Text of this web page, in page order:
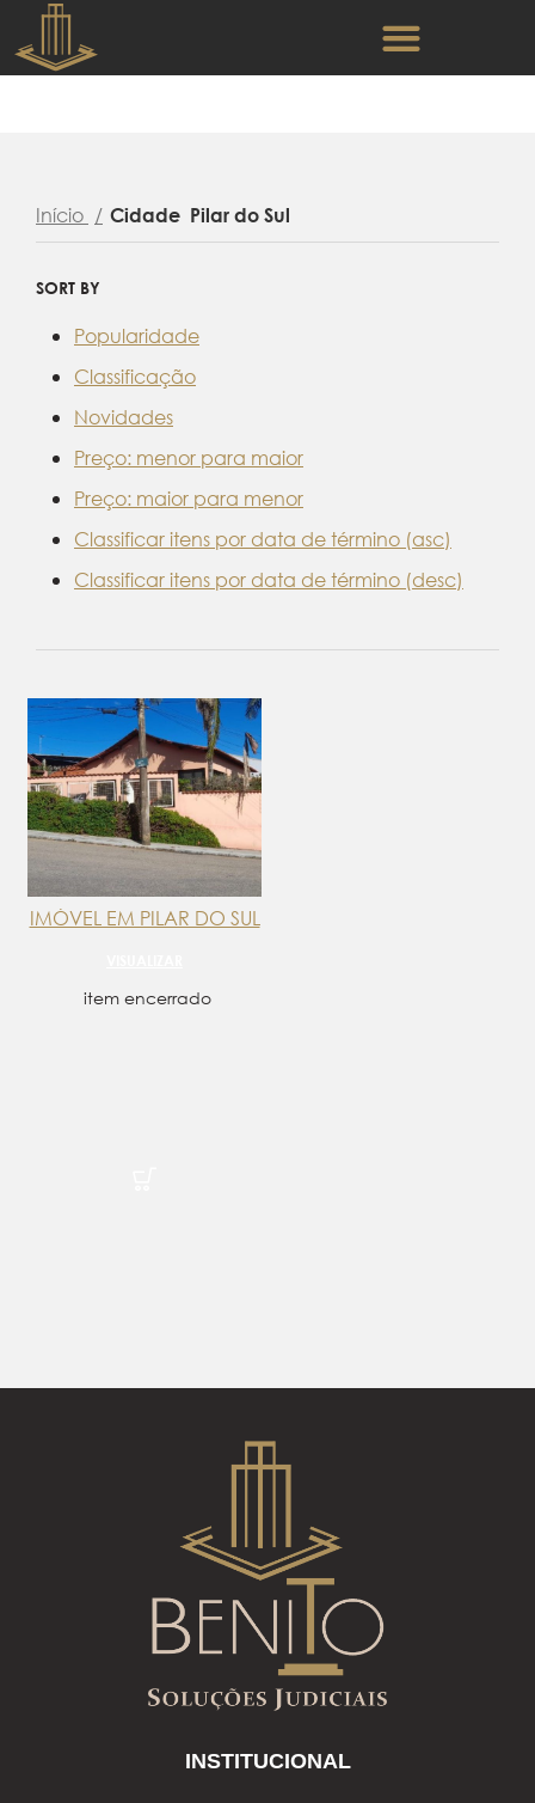
Início Cidade Pilar do Sul
SORT BY
Popularidade
Classificação
Novidades
Preço: menor para maior
Preço: maior para menor
Classificar itens por data de término (asc)
Classificar itens por data de término (desc)
IMÓVEL EM PILAR DO SUL
item encerrado
INSTITUCIONAL